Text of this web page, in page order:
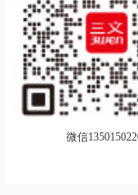
微信